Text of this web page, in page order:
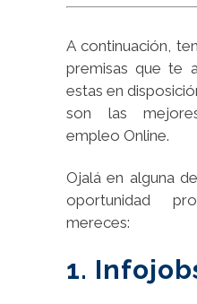
A continuación,
premisas que te
estas en
son las
empleo Online.
Ojalá en alguna
oportunidad
mereces:
1.